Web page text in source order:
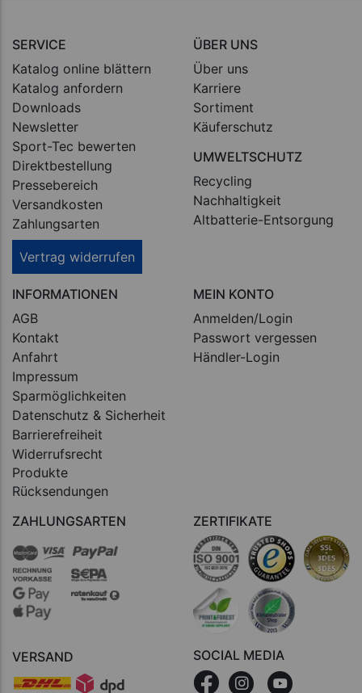
SERVICE
Katalog online blättern
Katalog anfordern
Downloads
Newsletter
Sport-Tec bewerten
Direktbestellung
Pressebereich
Versandkosten
Zahlungsarten
Vertrag widerrufen
ÜBER UNS
Über uns
Karriere
Sortiment
Käuferschutz
UMWELTSCHUTZ
Recycling
Nachhaltigkeit
Altbatterie-Entsorgung
INFORMATIONEN
AGB
Kontakt
Anfahrt
Impressum
Sparmöglichkeiten
Datenschutz & Sicherheit
Barrierefreiheit
Widerrufsrecht
Produkte
Rücksendungen
MEIN KONTO
Anmelden/Login
Passwort vergessen
Händler-Login
ZAHLUNGSARTEN
VERSAND
ZERTIFIKATE
SOCIAL MEDIA